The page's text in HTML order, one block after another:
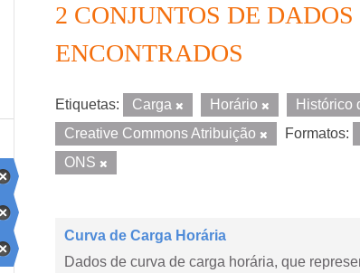
2 CONJUNTOS DE DADOS
ENCONTRADOS
Etiquetas: Carga Horário Histórico
Creative Commons Atribuição
Formatos:
ONS
Curva de Carga Horária
Dados de curva de carga horária, que